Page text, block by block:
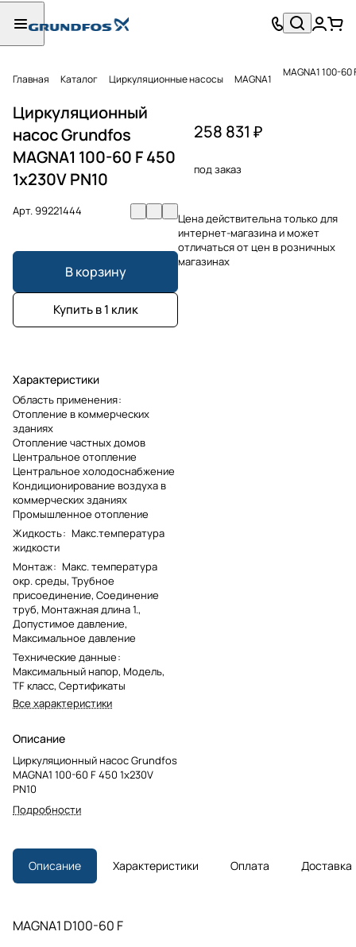
Главная Каталог Циркуляционные насосы MAGNA1 MAGNA1 100-60
Циркуляционный
насос Grundfos
MAGNA1 100-60 F 450
1x230V PN10
Арт.99221444
В корзину
Купить в 1 клик
Характеристики
Область применения:
Отопление в коммерческих
зданиях
Отопление частных домов
Центральное отопление
Центральное холодоснабжение
Кондиционирование воздуха в
коммерческих зданиях
Промышленное отопление
Жидкость: Макс.температура
жидкости
Монтаж: Макс. температура
окр. среды, Трубное
присоединение, Соединение
труб, Монтажная длина 1.,
Допустимое давление,
Максимальное давление
Технические данные:
Максимальный напор, Модель,
TF класс, Сертификаты
Все характеристики
Описание
Циркуляционный насос Grundfos
MAGNA1 100-60 F 450 1x230V
PN10
Подробности
258 831 ₽
под заказ
Цена действительна только для
интернет-магазина и может
отличаться от цен в розничных
магазинах
Описание Характеристики Оплата Доставка
MAGNA1 D100-60 F